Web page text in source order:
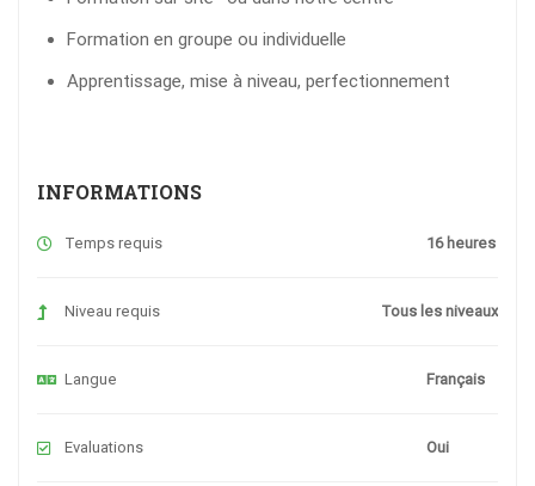
Formation en groupe ou individuelle
Apprentissage, mise à niveau, perfectionnement
INFORMATIONS
Temps requis 16 heures
Niveau requis Tous les niveaux
Langue Français
Evaluations Oui